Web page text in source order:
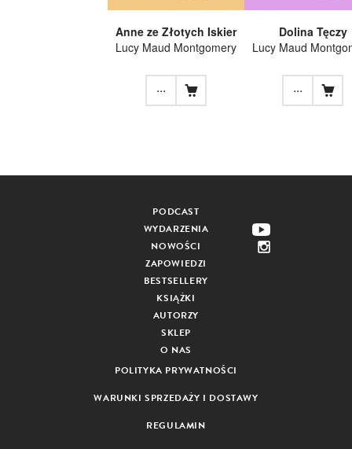
Anne ze Złotych Iskier
Lucy Maud Montgomery
...
Dolina Tęczy
Lucy Maud
...
PODCAST
WYDARZENIA
NOWOŚCI
ZAPOWIEDZI
BESTSELLERY
KSIĄŻKI
AUTORZY
SKLEP
O NAS
POLITYKA PRYWATNOŚCI
WARUNKI SPRZEDAŻY I DOSTAWY
REGULAMIN